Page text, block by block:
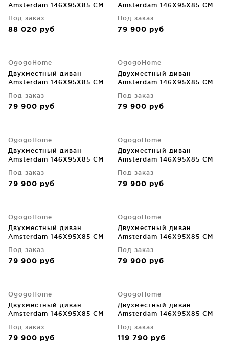
Amsterdam 146X95X85 CM
Под заказ
88 020 руб
Amsterdam 146X95X85 CM
Под заказ
79 900 руб
OgogoHome
Двухместный диван
Amsterdam 146X95X85 CM
Под заказ
79 900 руб
OgogoHome
Двухместный диван
Amsterdam 146X95X85 CM
Под заказ
79 900 руб
OgogoHome
Двухместный диван
Amsterdam 146X95X85 CM
Под заказ
79 900 руб
OgogoHome
Двухместный диван
Amsterdam 146X95X85 CM
Под заказ
79 900 руб
OgogoHome
Двухместный диван
Amsterdam 146X95X85 CM
Под заказ
79 900 руб
OgogoHome
Двухместный диван
Amsterdam 146X95X85 CM
Под заказ
79 900 руб
OgogoHome
Двухместный диван
Amsterdam 146X95X85 CM
Под заказ
79 900 руб
OgogoHome
Двухместный диван
Amsterdam 146X95X85 CM
Под заказ
119 790 руб